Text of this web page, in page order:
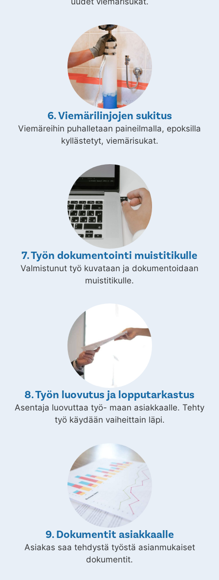
6. Viemärilinjojen sukitus
Viemäreihin puhalletaan paineilmalla, epoksilla
kyllästetyt, viemärisukat.
7. Työn dokumentointi muistitikulle
Valmistunut työ kuvataan ja dokumentoidaan
muistitikulle.
8. Työn luovutus ja lopputarkastus
Asentaja luovuttaa työ- maan asiakkaalle. Tehty
työ käydään vaiheittain läpi.
9. Dokumentit asiakkaalle
Asiakas saa tehdystä työstä asianmukaiset
dokumentit.